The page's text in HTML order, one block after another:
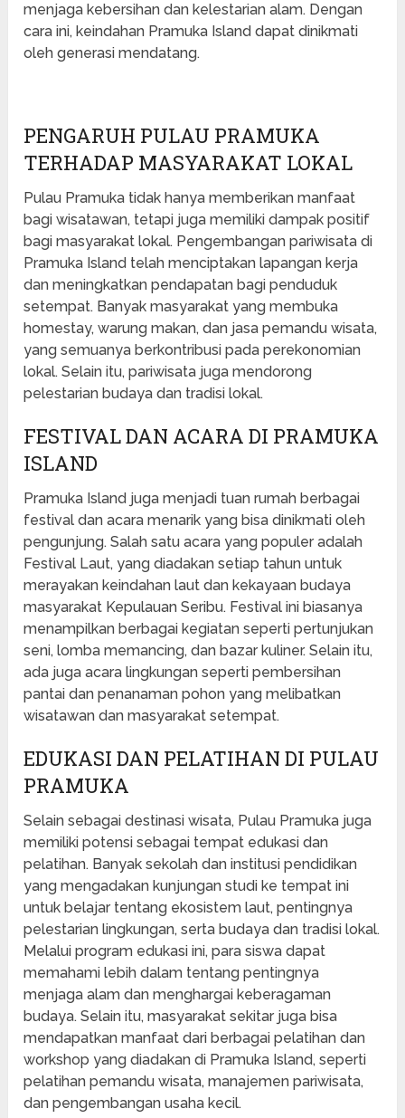
menjaga kebersihan dan kelestarian alam. Dengan
cara ini, keindahan Pramuka Island dapat dinikmati
oleh generasi mendatang.
PENGARUH PULAU PRAMUKA
TERHADAP MASYARAKAT LOKAL
Pulau Pramuka tidak hanya memberikan manfaat
bagi wisatawan, tetapi juga memiliki dampak positif
bagi masyarakat lokal. Pengembangan pariwisata di
Pramuka Island telah menciptakan lapangan kerja
dan meningkatkan pendapatan bagi penduduk
setempat. Banyak masyarakat yang membuka
homestay, warung makan, dan jasa pemandu wisata,
yang semuanya berkontribusi pada perekonomian
lokal. Selain itu, pariwisata juga mendorong
pelestarian budaya dan tradisi lokal.
FESTIVAL DAN ACARA DI PRAMUKA
ISLAND
Pramuka Island juga menjadi tuan rumah berbagai
festival dan acara menarik yang bisa dinikmati oleh
pengunjung. Salah satu acara yang populer adalah
Festival Laut, yang diadakan setiap tahun untuk
merayakan keindahan laut dan kekayaan budaya
masyarakat Kepulauan Seribu. Festival ini biasanya
menampilkan berbagai kegiatan seperti pertunjukan
seni, lomba memancing, dan bazar kuliner. Selain itu,
ada juga acara lingkungan seperti pembersihan
pantai dan penanaman pohon yang melibatkan
wisatawan dan masyarakat setempat.
EDUKASI DAN PELATIHAN DI PULAU
PRAMUKA
Selain sebagai destinasi wisata, Pulau Pramuka juga
memiliki potensi sebagai tempat edukasi dan
pelatihan. Banyak sekolah dan institusi pendidikan
yang mengadakan kunjungan studi ke tempat ini
untuk belajar tentang ekosistem laut, pentingnya
pelestarian lingkungan, serta budaya dan tradisi lokal.
Melalui program edukasi ini, para siswa dapat
memahami lebih dalam tentang pentingnya
menjaga alam dan menghargai keberagaman
budaya. Selain itu, masyarakat sekitar juga bisa
mendapatkan manfaat dari berbagai pelatihan dan
workshop yang diadakan di Pramuka Island, seperti
pelatihan pemandu wisata, manajemen pariwisata,
dan pengembangan usaha kecil.